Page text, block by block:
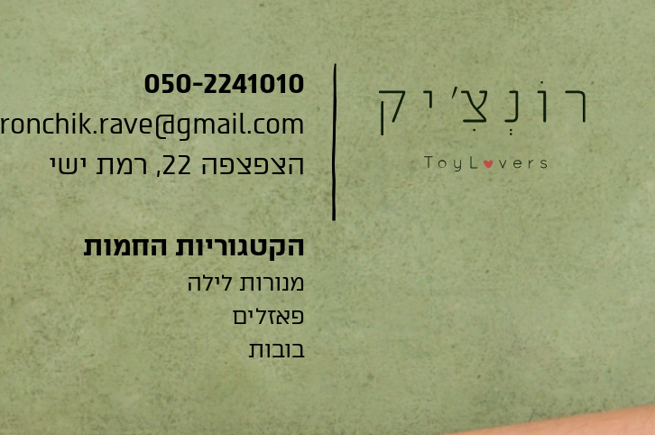
050-2241010
ronchik.rave@gmail.com
הצפצפה 22, רמת ישי
הקטגוריות החמות
מנורות לילה
פאזלים
בובות